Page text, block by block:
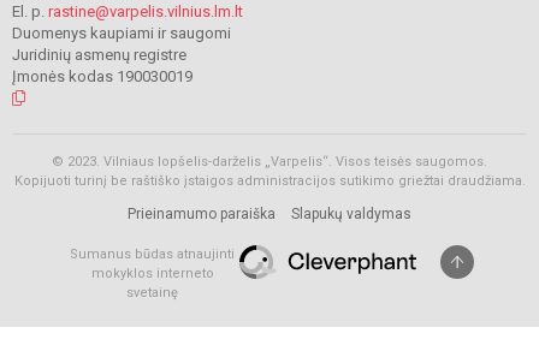
El. p. rastine@varpelis.vilnius.lm.lt
Duomenys kaupiami ir saugomi
Juridinių asmenų registre
Įmonės kodas 190030019
© 2023. Vilniaus lopšelis-darželis „Varpelis“. Visos teisės saugomos.
Kopijuoti turinį be raštiško įstaigos administracijos sutikimo griežtai draudžiama.
Prieinamumo paraiška Slapukų valdymas
Sumanus būdas atnaujinti
mokyklos interneto
svetainę